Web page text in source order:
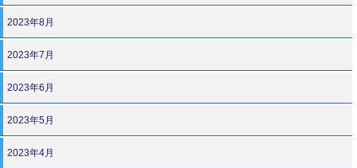
2023年8月
2023年7月
2023年6月
2023年5月
2023年4月